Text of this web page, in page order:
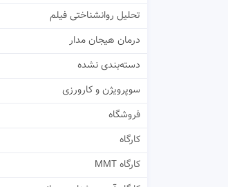
تحلیل روانشناختی فیلم
درمان هیجان مدار
دسته‌بندی نشده
سوپرویژن و کارورزی
فروشگاه
کارگاه
کارگاه MMT